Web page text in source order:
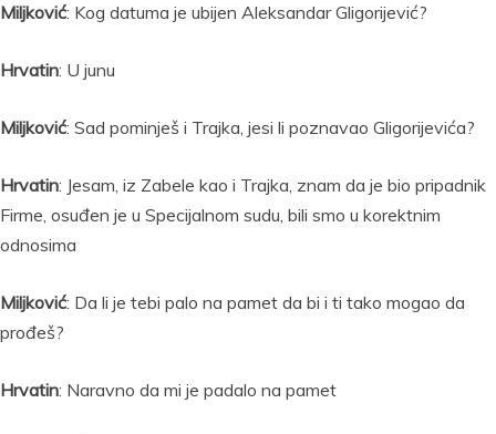
Miljković: Kog datuma je ubijen Aleksandar Gligorijević?
Hrvatin: U junu
Miljković: Sad pominješ i Trajka, jesi li poznavao Gligorijevića?
Hrvatin: Jesam, iz Zabele kao i Trajka, znam da je bio pripadnik
Firme, osuđen je u Specijalnom sudu, bili smo u korektnim
odnosima
Miljković: Da li je tebi palo na pamet da bi i ti tako mogao da
prođeš?
Hrvatin: Naravno da mi je padalo na pamet